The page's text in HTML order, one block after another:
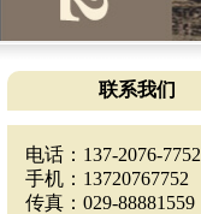
联系我们
电话：137-2076-7752
手机：13720767752
传真：029-88881559